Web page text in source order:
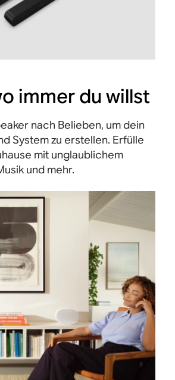
immer du willst
nach Belieben, um dein
System zu erstellen. Erfülle
mit unglaublichem
und mehr.